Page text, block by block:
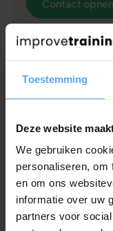
Toestemming
Deze website
We gebruiken
personaliseren, om
en om ons
informatie over uw
partners voor
Contact
Offerte
Of bel ons
workshop
Andere klanten